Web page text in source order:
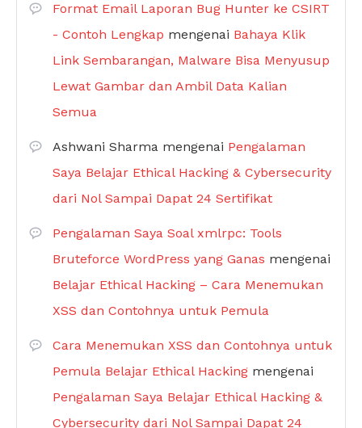
Format Email Laporan Bug Hunter ke CSIRT
- Contoh Lengkap mengenai Bahaya Klik
Link Sembarangan, Malware Bisa Menyusup
Lewat Gambar dan Ambil Data Kalian
Semua
Ashwani Sharma mengenai Pengalaman
Saya Belajar Ethical Hacking & Cybersecurity
dari Nol Sampai Dapat 24 Sertifikat
Pengalaman Saya Soal xmlrpc: Tools
Bruteforce WordPress yang Ganas mengenai
Belajar Ethical Hacking – Cara Menemukan
XSS dan Contohnya untuk Pemula
Cara Menemukan XSS dan Contohnya untuk
Pemula Belajar Ethical Hacking mengenai
Pengalaman Saya Belajar Ethical Hacking &
Cybersecurity dari Nol Sampai Dapat 24